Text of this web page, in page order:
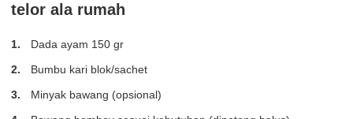
telor ala rumah
Dada ayam 150 gr
Bumbu kari blok/sachet
Minyak bawang (opsional)